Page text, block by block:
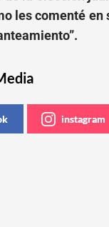
les comenté
instagram